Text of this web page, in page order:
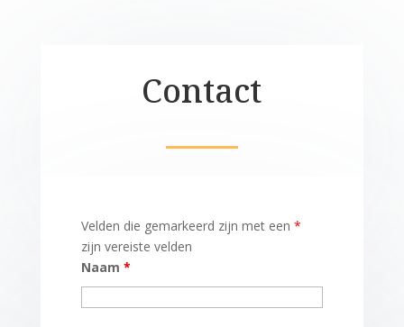
Contact
Velden die gemarkeerd zijn met een *
zijn vereiste velden
Naam *